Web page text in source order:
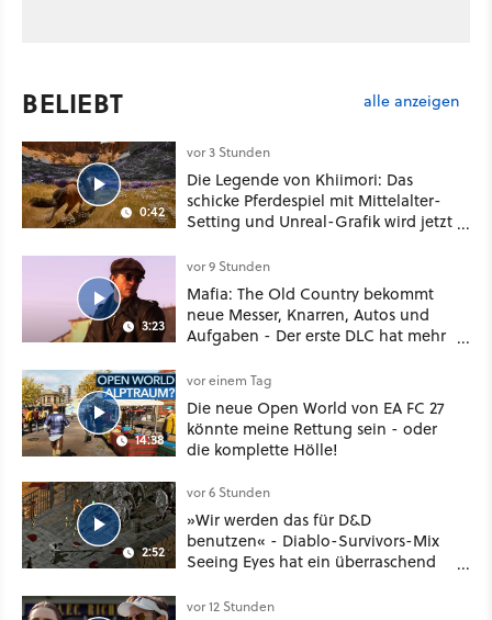
BELIEBT alle anzeigen
0:42
vor 3 Stunden
Die Legende von Khiimori: Das
schicke Pferdespiel mit Mittelalter-
Setting und Unreal-Grafik wird jetzt
3:23
vor 9 Stunden
Mafia: The Old Country bekommt
neue Messer, Knarren, Autos und
Aufgaben - Der erste DLC hat mehr
14:38
vor einem Tag
Die neue Open World von EA FC 27
könnte meine Rettung sein - oder
die komplette Hölle!
2:52
vor 6 Stunden
»Wir werden das für D&D
benutzen« - Diablo-Survivors-Mix
Seeing Eyes hat ein überraschend
vor 12 Stunden